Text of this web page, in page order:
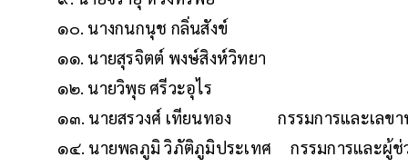
๑๐. นางกนกนุช กลิ่นสังข์
๑๑. นายสุรจิตต์ พงษ์สิงห์วิทยา
๑๒. นายวิพุธ ศรีวะอุไร
๑๓. นายสรวงศ์ เทียนทอง กรรมการและเลขา
๑๔. นายพลภูมิ วิภัติภูมิประเทศ กรรมการและผู้ช่